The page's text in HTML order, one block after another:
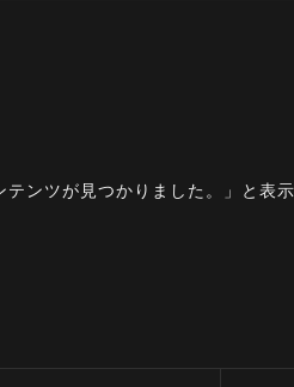
ンツが見つかりました。」と表